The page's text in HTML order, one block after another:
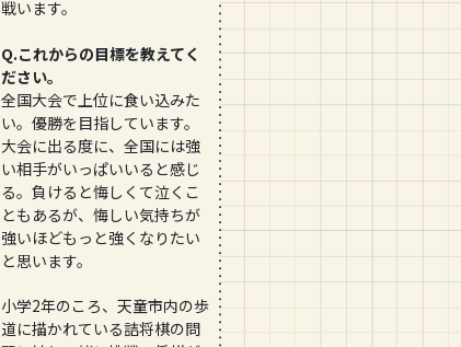
戦います。
Q.これからの目標を教えてく
ださい。
全国大会で上位に食い込みた
い。優勝を目指しています。
大会に出る度に、全国には強
い相手がいっぱいいると感じ
る。負けると悔しくて泣くこ
ともあるが、悔しい気持ちが
強いほどもっと強くなりたい
と思います。
小学2年のころ、天童市内の歩
道に描かれている詰将棋の問